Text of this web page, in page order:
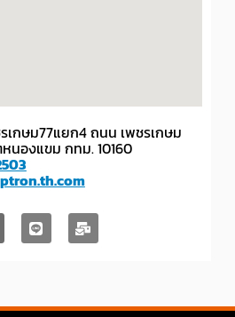
รเกษม77แยก4 ถนน เพชรเกษม
นองแขม กทม. 10160